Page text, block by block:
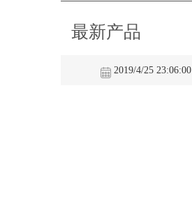
最新产品
2019/4/25 23:06:00